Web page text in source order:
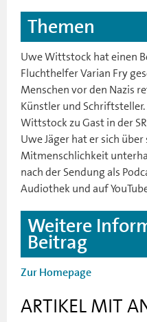
Themen
Uwe Wittstock hat einen
Fluchthelfer Varian Fry
Menschen vor den Nazis
Künstler und
Wittstock zu Gast in der
Uwe Jäger hat er sich
Mitmenschlichkeit
nach der Sendung als
Audiothek und auf
Weitere
Beitrag
Zur Homepage
ARTIKEL MIT